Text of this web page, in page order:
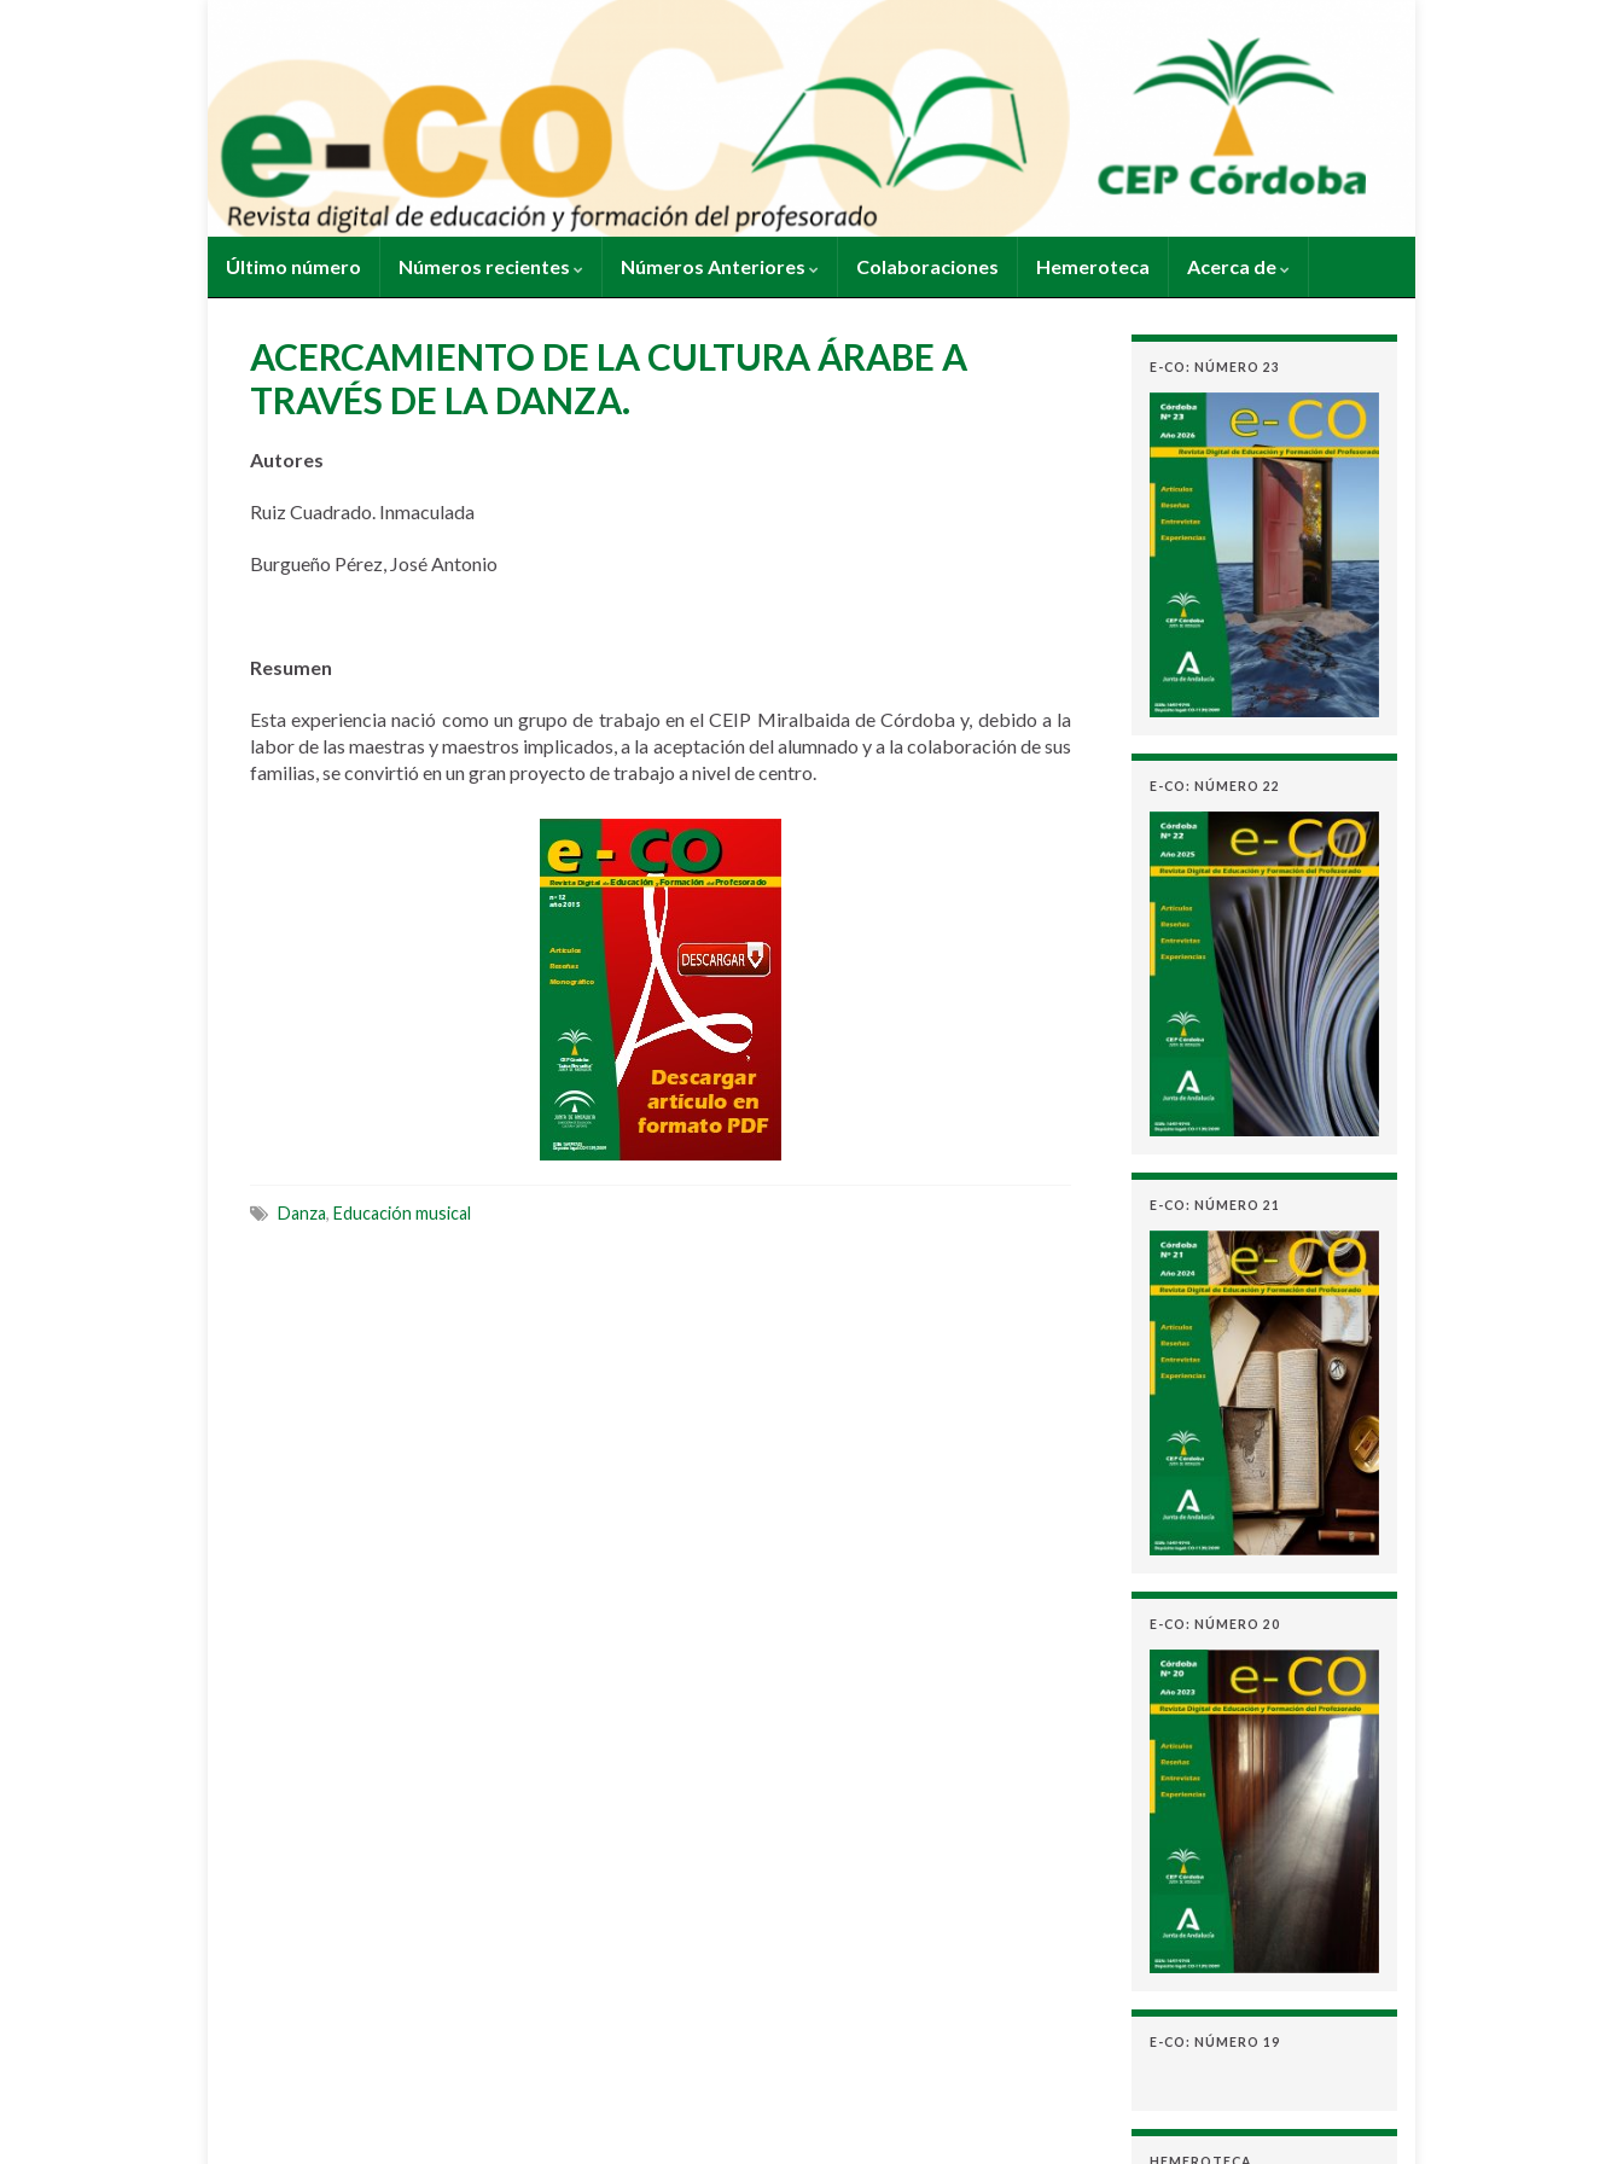
Último número Números recientes Números Anteriores Colaboraciones Hemeroteca Acerca de
ACERCAMIENTO DE LA CULTURA ÁRABE A
TRAVÉS DE LA DANZA.
Autores
Ruiz Cuadrado. Inmaculada
Burgueño Pérez, José Antonio
Resumen
Esta experiencia nació como un grupo de trabajo en el CEIP Miralbaida de Córdoba y, debido a la
labor de las maestras y maestros implicados, a la aceptación del alumnado y a la colaboración de sus
familias, se convirtió en un gran proyecto de trabajo a nivel de centro.
Danza, Educación musical
E-CO: NÚMERO 23
E-CO: NÚMERO 22
E-CO: NÚMERO 21
E-CO: NÚMERO 20
E-CO: NÚMERO 19